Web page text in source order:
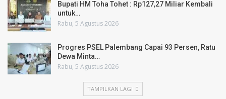
Bupati HM Toha Tohet : Rp127,27 Miliar Kembali
untuk…
Rabu, 5 Agustus 2026
Progres PSEL Palembang Capai 93 Persen, Ratu
Dewa Minta…
Rabu, 5 Agustus 2026
TAMPILKAN LAGI